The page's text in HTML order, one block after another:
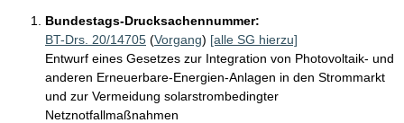
Bundestags-Drucksachennummer:
BT-Drs. 20/14705 (Vorgang) [alle SG hierzu]
Entwurf eines Gesetzes zur Integration von Photovoltaik- und
anderen Erneuerbare-Energien-Anlagen in den Strommarkt
und zur Vermeidung solarstrombedingter
Netznotfallmaßnahmen